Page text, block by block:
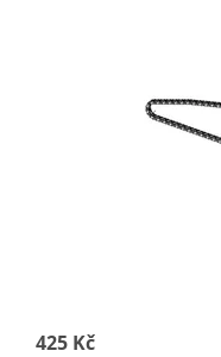
425 Kč